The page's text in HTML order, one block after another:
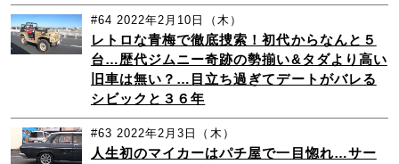
#64 2022年2月10日（木）
レトロな青梅で徹底捜索！初代からなんと５
台…歴代ジムニー奇跡の勢揃い&タダより高い
旧車は無い？…目立ち過ぎてデートがバレる
シビックと３６年
#63 2022年2月3日（木）
人生初のマイカーはパチ屋で一目惚れ…サー